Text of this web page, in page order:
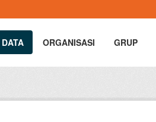
ORGANISASI GRUP